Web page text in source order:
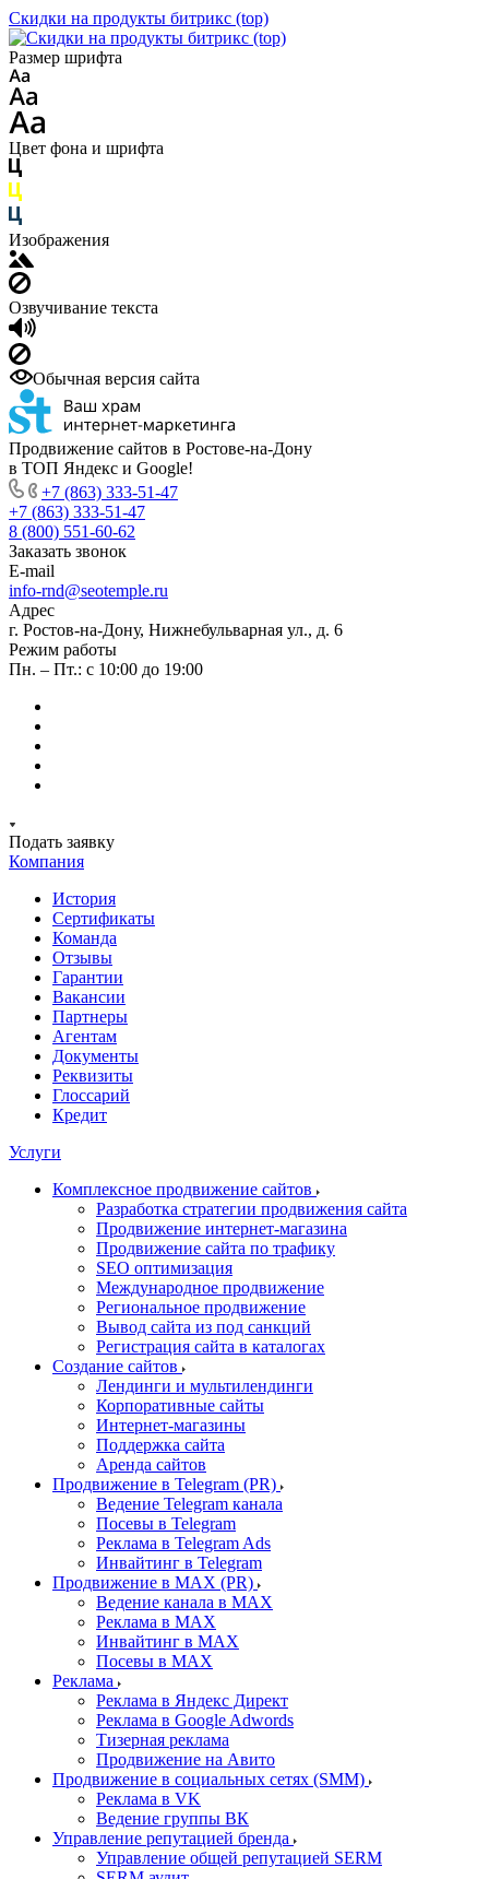
Скидки на продукты битрикс (top)
Размер шрифта
Цвет фона и шрифта
Изображения
Озвучивание текста
Обычная версия сайта
Продвижение сайтов в Ростове-на-Дону
в ТОП Яндекс и Google!
+7 (863) 333-51-47
+7 (863) 333-51-47
8 (800) 551-60-62
Заказать звонок
E-mail
info-rnd@seotemple.ru
Адрес
г. Ростов-на-Дону, Нижнебульварная ул., д. 6
Режим работы
Пн. – Пт.: с 10:00 до 19:00
Подать заявку
Компания
История
Сертификаты
Команда
Отзывы
Гарантии
Вакансии
Партнеры
Агентам
Документы
Реквизиты
Глоссарий
Кредит
Услуги
Комплексное продвижение сайтов
Разработка стратегии продвижения сайта
Продвижение интернет-магазина
Продвижение сайта по трафику
SEO оптимизация
Международное продвижение
Региональное продвижение
Вывод сайта из под санкций
Регистрация сайта в каталогах
Создание сайтов
Лендинги и мультилендинги
Корпоративные сайты
Интернет-магазины
Поддержка сайта
Аренда сайтов
Продвижение в Telegram (PR)
Ведение Telegram канала
Посевы в Telegram
Реклама в Telegram Ads
Инвайтинг в Telegram
Продвижение в MAX (PR)
Ведение канала в MAX
Реклама в MAX
Инвайтинг в MAX
Посевы в MAX
Реклама
Реклама в Яндекс Директ
Реклама в Google Adwords
Тизерная реклама
Продвижение на Авито
Продвижение в социальных сетях (SMM)
Реклама в VK
Ведение группы ВК
Управление репутацией бренда
Управление общей репутацией SERM